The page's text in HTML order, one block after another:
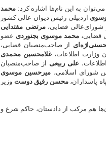
به اين نام‌ها اشاره كرد: محمد
اردبیلی رئیس دیوان عالی کشور
قضایی،مرتضی مقتدایی
قضایی، محمد موسوی بجنوردی عضو
از صاحب‌منصبان قضایی،
وزارت اطلاعات،غلامحسین محمدی
علی ربیعی از صاحب‌منصبان
شورای اسلامی، میرحسین موسوی
پاسداران،محسن رفیق دوست وزیر
هم مرکب از دادستان، حاکم شرع و